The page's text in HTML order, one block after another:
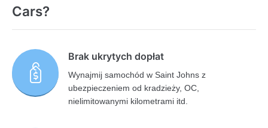
Cars?
Brak ukrytych dopłat
Wynajmij samochód w Saint Johns z
ubezpieczeniem od kradzieży, OC,
nielimitowanymi kilometrami itd.